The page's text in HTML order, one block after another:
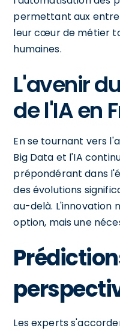
permettant aux
leur cœur de métier
humaines.
L'avenir
de l'IA en
En se tournant vers
Big Data et l'IA
prépondérant dans
des évolutions
au-delà. L'innovation
option, mais une
Les experts